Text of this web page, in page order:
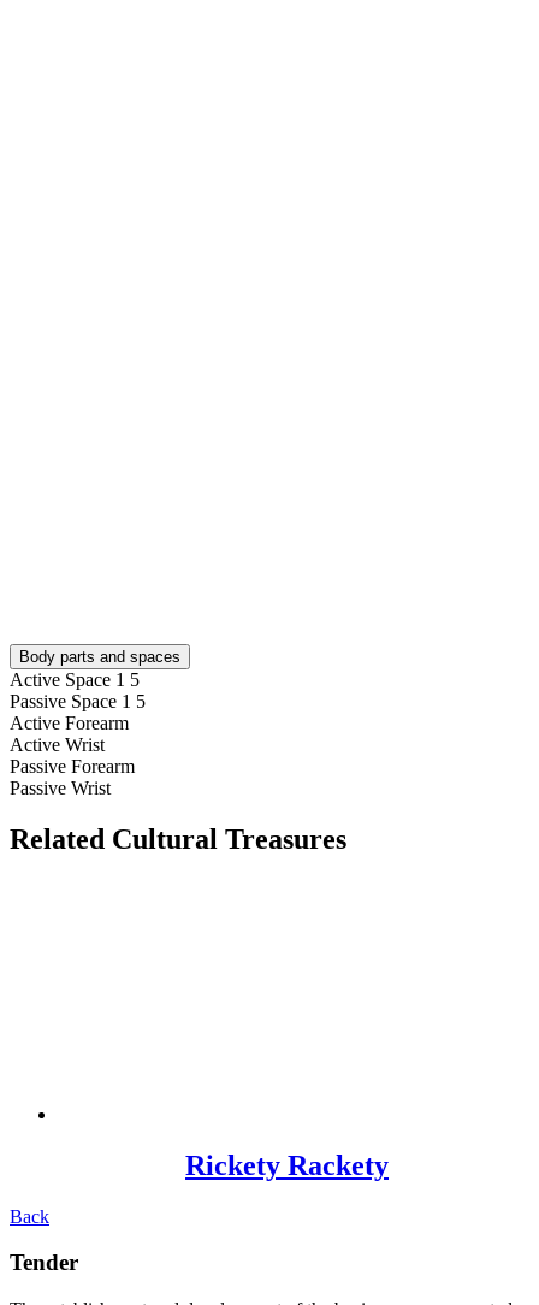
Body parts and spaces
Active Space 1 5
Passive Space 1 5
Active Forearm
Active Wrist
Passive Forearm
Passive Wrist
Related Cultural Treasures
Rickety Rackety
Back
Tender